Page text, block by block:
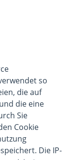
so
die auf
die eine
Sie
Cookie
Die IP-